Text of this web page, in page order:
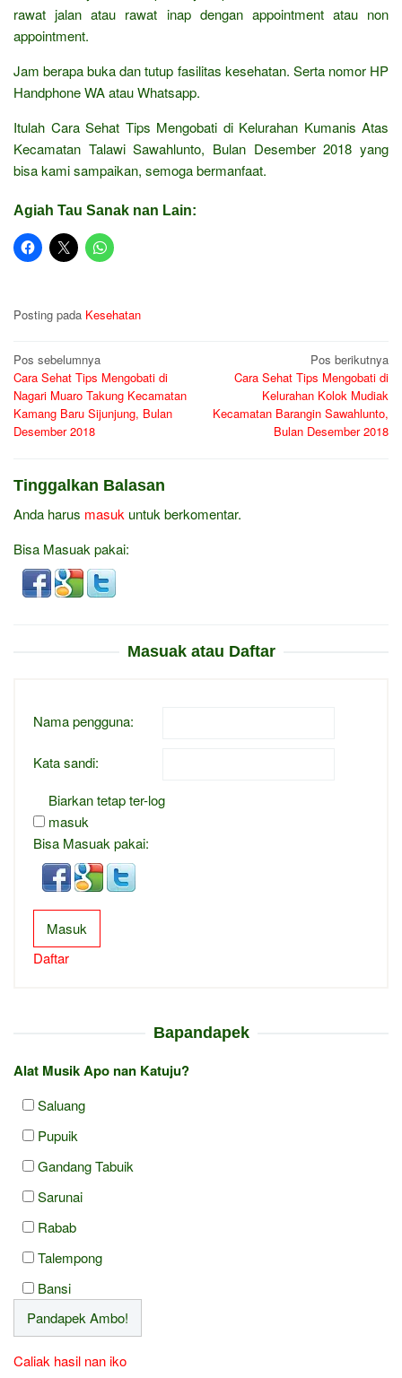
rawat jalan atau rawat inap dengan appointment atau non
appointment.
Jam berapa buka dan tutup fasilitas kesehatan. Serta nomor HP
Handphone WA atau Whatsapp.
Itulah Cara Sehat Tips Mengobati di Kelurahan Kumanis Atas
Kecamatan Talawi Sawahlunto, Bulan Desember 2018 yang
bisa kami sampaikan, semoga bermanfaat.
Agiah Tau Sanak nan Lain:
Posting pada Kesehatan
Navigasi
pos
Pos sebelumnya
Cara Sehat Tips Mengobati di
Nagari Muaro Takung Kecamatan
Kamang Baru Sijunjung, Bulan
Desember 2018
Pos berikutnya
Cara Sehat Tips Mengobati di
Kelurahan Kolok Mudiak
Kecamatan Barangin Sawahlunto,
Bulan Desember 2018
Tinggalkan Balasan
Anda harus masuk untuk berkomentar.
Bisa Masuak pakai:
Masuak atau Daftar
Nama pengguna:
Kata sandi:
Biarkan tetap ter-log
masuk
Bisa Masuak pakai:
Masuk
Daftar
Bapandapek
Alat Musik Apo nan Katuju?
Saluang
Pupuik
Gandang Tabuik
Sarunai
Rabab
Talempong
Bansi
Caliak hasil nan iko